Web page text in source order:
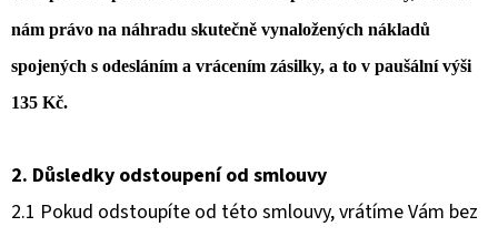
nám právo na náhradu skutečně vynaložených nákladů
spojených s odesláním a vrácením zásilky, a to v paušální výši
135 Kč.
2. Důsledky odstoupení od smlouvy
2.1 Pokud odstoupíte od této smlouvy, vrátíme Vám bez